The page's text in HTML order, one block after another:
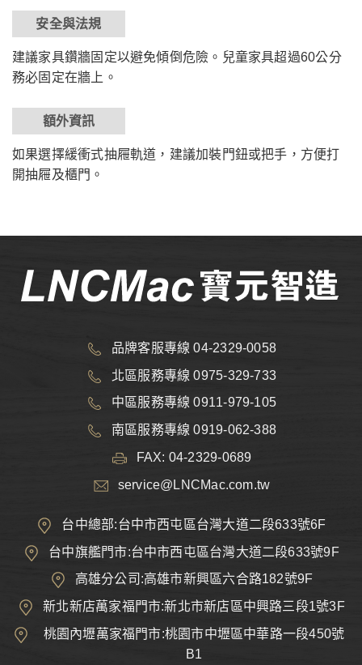
安全與法規
建議家具鑽牆固定以避免傾倒危險。兒童家具超過60公分
務必固定在牆上。
額外資訊
如果選擇緩衝式抽屜軌道，建議加裝門鈕或把手，方便打
開抽屜及櫃門。
品牌客服專線 04-2329-0058
北區服務專線 0975-329-733
中區服務專線 0911-979-105
南區服務專線 0919-062-388
FAX: 04-2329-0689
service@LNCMac.com.tw
台中總部:台中市西屯區台灣大道二段633號6F
台中旗艦門市:台中市西屯區台灣大道二段633號9F
高雄分公司:高雄市新興區六合路182號9F
新北新店萬家福門市:新北市新店區中興路三段1號3F
桃園內壢萬家福門市:桃園市中壢區中華路一段450號
B1